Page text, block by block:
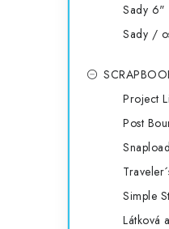
Sady 6"
Sady /
Project
Post
Simple
Látková